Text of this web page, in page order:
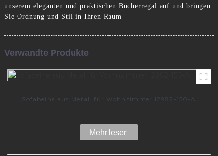
unserem eleganten und praktischen Bücherregal auf und bringen
Sie Ordnung und Stil in Ihren Raum
Verwandte Produkte
Sofabeine aus Metall für Wohnzimmer I2982-150-A
Mehr lesen